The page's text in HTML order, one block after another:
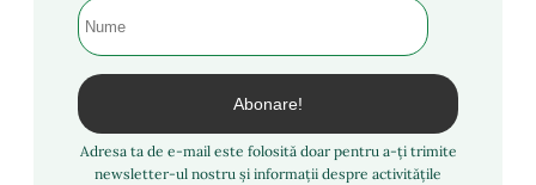
Adresa ta de e-mail este folosită doar pentru a-ți trimite
newsletter-ul nostru și informații despre activitățile